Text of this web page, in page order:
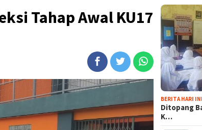
Tahap Awal KU17
BERITA HARI INI
Ditopang
K…